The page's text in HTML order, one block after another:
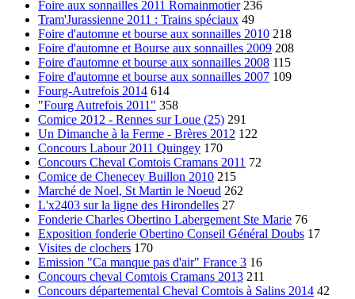
Foire aux sonnailles 2011 Romainmotier 236
Tram'Jurassienne 2011 : Trains spéciaux 49
Foire d'automne et bourse aux sonnailles 2010 218
Foire d'automne et Bourse aux sonnailles 2009 208
Foire d'automne et bourse aux sonnailles 2008 115
Foire d'automne et bourse aux sonnailles 2007 109
Fourg-Autrefois 2014 614
"Fourg Autrefois 2011" 358
Comice 2012 - Rennes sur Loue (25) 291
Un Dimanche à la Ferme - Brères 2012 122
Concours Labour 2011 Quingey 170
Concours Cheval Comtois Cramans 2011 72
Comice de Chenecey Buillon 2010 215
Marché de Noel, St Martin le Noeud 262
L'x2403 sur la ligne des Hirondelles 27
Fonderie Charles Obertino Labergement Ste Marie 76
Exposition fonderie Obertino Conseil Général Doubs 17
Visites de clochers 170
Emission "Ca manque pas d'air" France 3 16
Concours cheval Comtois Cramans 2013 211
Concours départemental Cheval Comtois à Salins 2014 42